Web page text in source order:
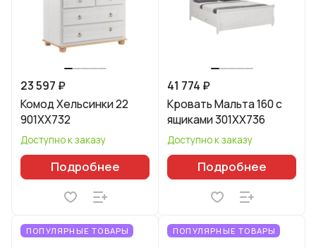
23 597 ₽
Комод Хельсинки 22
901XX732
Доступно к заказу
Подробнее
41 774 ₽
Кровать Мальта 160 с
ящиками 301XX736
Доступно к заказу
Подробнее
ПОПУЛЯРНЫЕ ТОВАРЫ ПОПУЛЯРНЫЕ ТОВАРЫ